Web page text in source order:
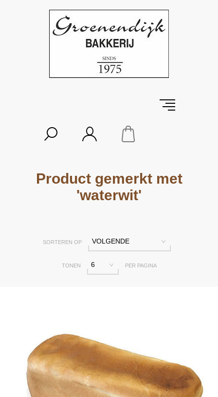
Product gemerkt met
'waterwit'
SORTEREN OP VOLGENDE
TONEN 6 PER PAGINA